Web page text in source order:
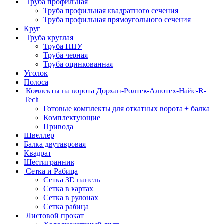
Труба профильная
Труба профильная квадратного сечения
Труба профильная прямоугольного сечения
Круг
Труба круглая
Труба ППУ
Труба черная
Труба оцинкованная
Уголок
Полоса
Комлекты на ворота Дорхан-Ролтек-Алютех-Найс-R-
Tech
Готовые комплекты для откатных ворота + балка
Комплектующие
Привода
Швеллер
Балка двутавровая
Квадрат
Шестигранник
Сетка и Рабица
Сетка 3D панель
Сетка в картах
Сетка в рулонах
Сетка рабица
Листовой прокат